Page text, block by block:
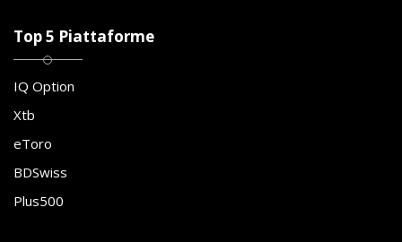
Top 5 Piattaforme
IQ Option
Xtb
eToro
BDSwiss
Plus500